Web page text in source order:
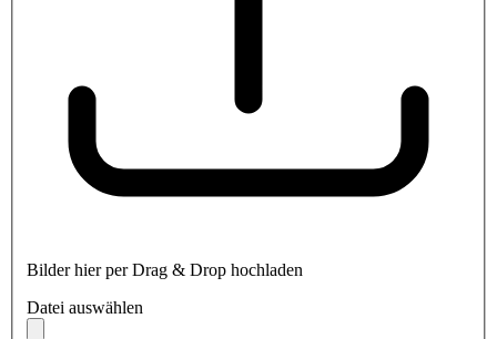
Bilder hier per Drag & Drop hochladen
Datei auswählen